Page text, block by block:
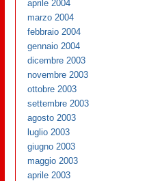
aprile 2004
marzo 2004
febbraio 2004
gennaio 2004
dicembre 2003
novembre 2003
ottobre 2003
settembre 2003
agosto 2003
luglio 2003
giugno 2003
maggio 2003
aprile 2003